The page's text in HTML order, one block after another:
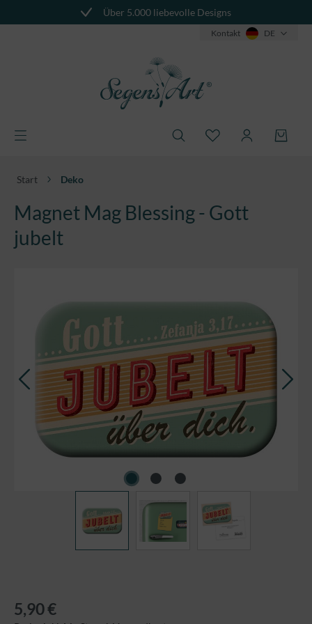
Über 5.000 liebevolle Designs
Kontakt DE
Start Deko
Magnet Mag Blessing - Gott
jubelt
5,90 €